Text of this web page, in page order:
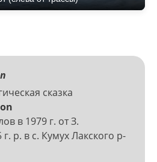
сказка
в 1979 г. от З.
р. в с. Кумух Лакского р-